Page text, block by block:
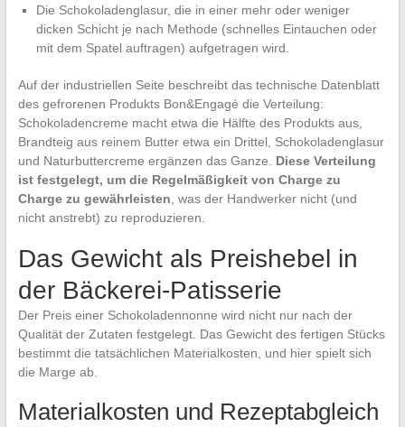
Die Schokoladenglasur, die in einer mehr oder weniger
dicken Schicht je nach Methode (schnelles Eintauchen oder
mit dem Spatel auftragen) aufgetragen wird.
Auf der industriellen Seite beschreibt das technische Datenblatt
des gefrorenen Produkts Bon&Engagé die Verteilung:
Schokoladencreme macht etwa die Hälfte des Produkts aus,
Brandteig aus reinem Butter etwa ein Drittel, Schokoladenglasur
und Naturbuttercreme ergänzen das Ganze. Diese Verteilung
ist festgelegt, um die Regelmäßigkeit von Charge zu
Charge zu gewährleisten , was der Handwerker nicht (und
nicht anstrebt) zu reproduzieren.
Das Gewicht als Preishebel in
der Bäckerei-Patisserie
Der Preis einer Schokoladennonne wird nicht nur nach der
Qualität der Zutaten festgelegt. Das Gewicht des fertigen Stücks
bestimmt die tatsächlichen Materialkosten, und hier spielt sich
die Marge ab.
Materialkosten und Rezeptabgleich